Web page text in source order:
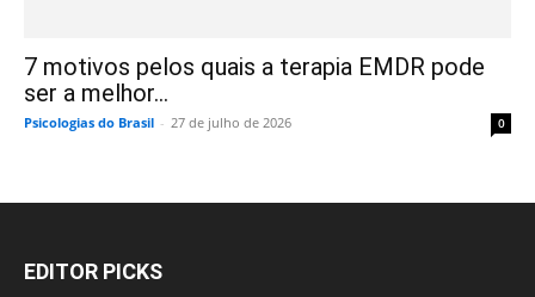
7 motivos pelos quais a terapia EMDR pode
ser a melhor...
Psicologias do Brasil - 27 de julho de 2026 0
EDITOR PICKS